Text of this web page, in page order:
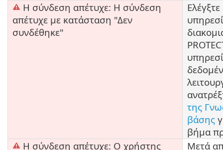
Η σύνδεση απέτυχε: Η σύνδεση
απέτυχε με κατάσταση "Δεν
συνδέθηκε"
της
βάσης
βήμα
Η σύνδεση απέτυχε: Ο χρήστης
Μετά